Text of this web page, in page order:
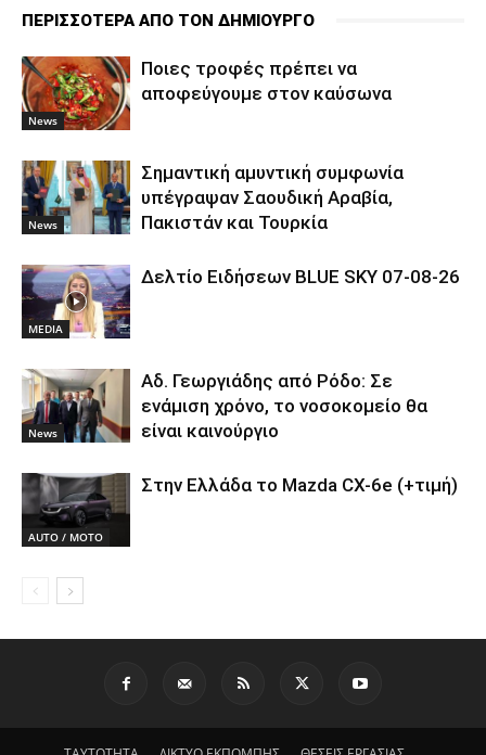
ΠΕΡΙΣΣΟΤΕΡΑ ΑΠΟ ΤΟΝ ΔΗΜΙΟΥΡΓΟ
News
Ποιες τροφές πρέπει να
αποφεύγουμε στον καύσωνα
News
Σημαντική αμυντική συμφωνία
υπέγραψαν Σαουδική Αραβία,
Πακιστάν και Τουρκία
MEDIA
Δελτίο Ειδήσεων BLUE SKY 07-08-26
News
Αδ. Γεωργιάδης από Ρόδο: Σε
ενάμιση χρόνο, το νοσοκομείο θα
είναι καινούργιο
AUTO / MOTO
Στην Ελλάδα το Mazda CX-6e (+τιμή)